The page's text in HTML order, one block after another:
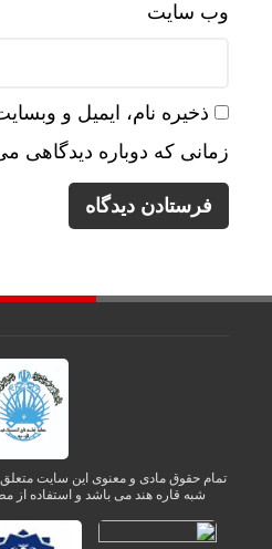
وب‌ سایت
ذخیره نام، ایمیل و
زمانی که دوباره دیدگاهی
تمام حقوق مادی و معنوی این سایت متعلق
شبه قاره هند می باشد و استفاده از